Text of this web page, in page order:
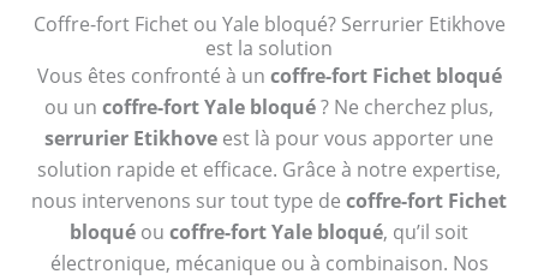
Coffre-fort Fichet ou Yale bloqué? Serrurier Etikhove
est la solution
Vous êtes confronté à un coffre-fort Fichet bloqué
ou un coffre-fort Yale bloqué? Ne cherchez plus,
serrurier Etikhove est là pour vous apporter une
solution rapide et efficace. Grâce à notre expertise,
nous intervenons sur tout type de coffre-fort Fichet
bloqué ou coffre-fort Yale bloqué, qu’il soit
électronique, mécanique ou à combinaison. Nos